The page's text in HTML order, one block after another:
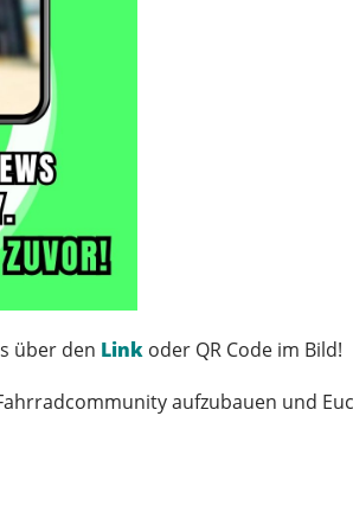
über den Link oder QR Code im Bild!
aufzubauen und